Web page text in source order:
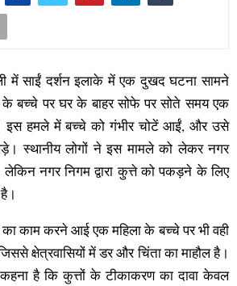
में साईं दर्शन इलाके में एक दुखद घटना सामने
बच्चे पर घर के बाहर सोफे पर सोते समय एक
इस हमले में बच्चे को गंभीर चोटें आईं, और उसे
स्थानीय लोगों ने इस मामले को लेकर नगर
नगर निगम द्वारा कुत्ते को पकड़ने के लिए
काम करने आई एक महिला के बच्चे पर भी वही
क्षेत्रवासियों में डर और चिंता का माहौल है।
है कि कुत्तों के टीकाकरण का दावा केवल